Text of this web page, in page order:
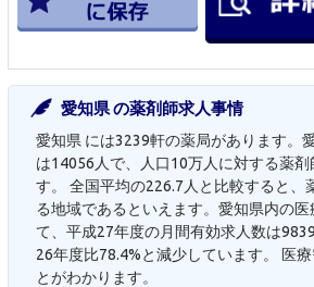
愛知県 の薬剤師求人事情
愛知県 には3239軒の薬局があります。
は14056人で、人口10万人に対する薬
す。 全国平均の226.7人と比較すると、
る地域であるといえます。愛知県内の
て、平成27年度の月間有効求人数は
26年度比78.4%と減少しています。 医
とがわかります。